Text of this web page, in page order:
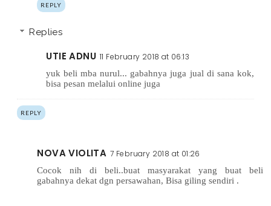
REPLY
Replies
UTIE ADNU 11 February 2018 at 06:13
yuk beli mba nurul... gabahnya juga jual di sana kok,
bisa pesan melalui online juga
REPLY
NOVA VIOLITA 7 February 2018 at 01:26
Cocok nih di beli..buat masyarakat yang buat beli
gabahnya dekat dgn persawahan, Bisa giling sendiri .